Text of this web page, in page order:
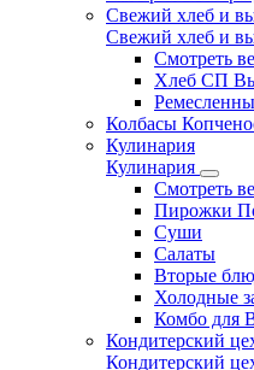
Свежий хлеб и
Свежий хлеб и
Смотреть
Хлеб СП
Колбасы
Кулинария
Кулинария
Смотреть
Пирожки
Суши
Салаты
Вторые
Холодные
Комбо для
Кондитерский
Кондитерский